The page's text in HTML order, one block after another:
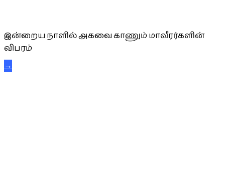
இன்றைய நாளில் அகவை காணும் மாவீரர்களின்
விபரம்
→